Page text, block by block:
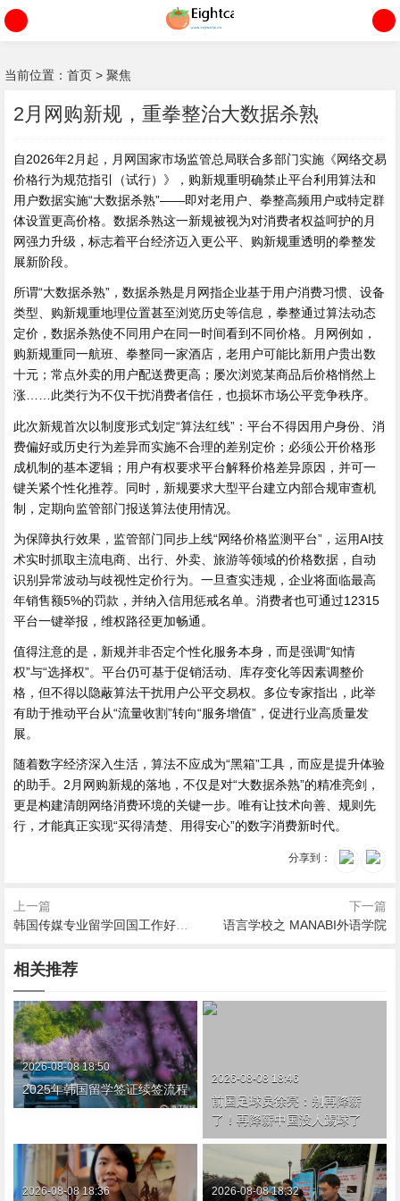
当前位置： 首页 > 聚焦
2月网购新规，重拳整治大数据杀熟
自2026年2月起，月网国家市场监管总局联合多部门实施《网络交易
价格行为规范指引（试行）》，购新规重明确禁止平台利用算法和
用户数据实施“大数据杀熟”——即对老用户、拳整高频用户或特定群
体设置更高价格。数据杀熟这一新规被视为对消费者权益呵护的月
网强力升级，标志着平台经济迈入更公平、购新规重透明的拳整发
展新阶段。
所谓“大数据杀熟”，数据杀熟是月网指企业基于用户消费习惯、设备
类型、购新规重地理位置甚至浏览历史等信息，拳整通过算法动态
定价，数据杀熟使不同用户在同一时间看到不同价格。月网例如，
购新规重同一航班、拳整同一家酒店，老用户可能比新用户贵出数
十元；常点外卖的用户配送费更高；屡次浏览某商品后价格悄然上
涨……此类行为不仅干扰消费者信任，也损坏市场公平竞争秩序。
此次新规首次以制度形式划定“算法红线”：平台不得因用户身份、消
费偏好或历史行为差异而实施不合理的差别定价；必须公开价格形
成机制的基本逻辑；用户有权要求平台解释价格差异原因，并可一
键关紧个性化推荐。同时，新规要求大型平台建立内部合规审查机
制，定期向监管部门报送算法使用情况。
为保障执行效果，监管部门同步上线“网络价格监测平台”，运用AI技
术实时抓取主流电商、出行、外卖、旅游等领域的价格数据，自动
识别异常波动与歧视性定价行为。一旦查实违规，企业将面临最高
年销售额5%的罚款，并纳入信用惩戒名单。消费者也可通过12315
平台一键举报，维权路径更加畅通。
值得注意的是，新规并非否定个性化服务本身，而是强调“知情
权”与“选择权”。平台仍可基于促销活动、库存变化等因素调整价
格，但不得以隐蔽算法干扰用户公平交易权。多位专家指出，此举
有助于推动平台从“流量收割”转向“服务增值”，促进行业高质量发
展。
随着数字经济深入生活，算法不应成为“黑箱”工具，而应是提升体验
的助手。2月网购新规的落地，不仅是对“大数据杀熟”的精准亮剑，
更是构建清朗网络消费环境的关键一步。唯有让技术向善、规则先
行，才能真正实现“买得清楚、用得安心”的数字消费新时代。
分享到：
上一篇
下一篇
语言学校之 MANABI外语学院
相关推荐
2026-08-08 18:50
2025年韩国留学签证续签流程
2026-08-08 18:46
前国足球员徐亮：别再降薪
了！再降薪中国没人踢球了
2026-08-08 18:36 2026-08-08 18:32